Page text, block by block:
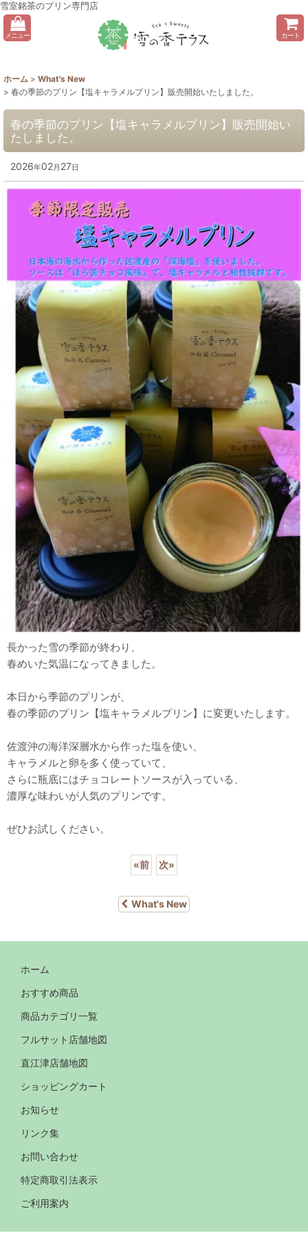
雪室銘茶のプリン専門店
メニュー カート
ホーム > What's New
> 春の季節のプリン【塩キャラメルプリン】販売開始いたしました。
春の季節のプリン【塩キャラメルプリン】販売開始い
たしました。
2026年02月 27日
長かった雪の季節が終わり、
春めいた気温になってきました。
本日から季節のプリンが、
春の季節のプリン【塩キャラメルプリン】に変更いたします。
佐渡沖の海洋深層水から作った塩を使い、
キャラメルと卵を多く使っていて、
さらに瓶底にはチョコレートソースが入っている、
濃厚な味わいが人気のプリンです。
ぜひお試しください。
«前 次»
What's New
ホーム
おすすめ商品
商品カテゴリ一覧
フルサット店舗地図
直江津店舗地図
ショッピングカート
お知らせ
リンク集
お問い合わせ
特定商取引法表示
ご利用案内